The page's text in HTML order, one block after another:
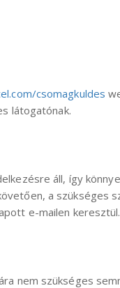
csomagkuldes
látogatónak.
áll, így
a szükséges
e-mailen keresztül.
nem szükséges